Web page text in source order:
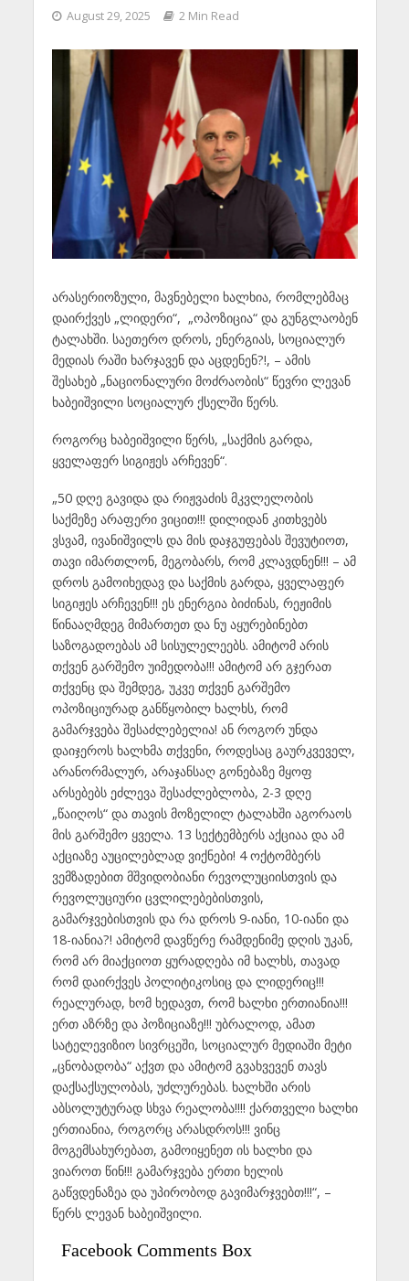
August 29, 2025 2 Min Read
არასერიოზული, მავნებელი ხალხია, რომლებმაც
დაირქვეს „ლიდერი“, „ოპოზიცია“ და გუნგლაობენ
ტალახში. საეთერო დროს, ენერგიას, სოციალურ
მედიას რაში ხარჯავენ და აცდენენ?!, – ამის
შესახებ „ნაციონალური მოძრაობის“ წევრი ლევან
ხაბეიშვილი სოციალურ ქსელში წერს.
როგორც ხაბეიშვილი წერს, „საქმის გარდა,
ყველაფერ სიგიჟეს არჩევენ“.
„50 დღე გავიდა და რიჟვაძის მკვლელობის
საქმეზე არაფერი ვიცით!!! დილიდან კითხვებს
ვსვამ, ივანიშვილს და მის დაჯგუფებას შევუტიოთ,
თავი იმართლონ, მეგობარს, რომ კლავდნენ!!! – ამ
დროს გამოიხედავ და საქმის გარდა, ყველაფერ
სიგიჟეს არჩევენ!!! ეს ენერგია ბიძინას, რეჟიმის
წინააღმდეგ მიმართეთ და ნუ აყურებინებთ
საზოგადოებას ამ სისულელეებს. ამიტომ არის
თქვენ გარშემო უიმედობა!!! ამიტომ არ გჯერათ
თქვენც და შემდეგ, უკვე თქვენ გარშემო
ოპოზიციურად განწყობილ ხალხს, რომ
გამარჯვება შესაძლებელია! ან როგორ უნდა
დაიჯეროს ხალხმა თქვენი, როდესაც გაურკვეველ,
არანორმალურ, არაჯანსაღ გონებაზე მყოფ
არსებებს ეძლევა შესაძლებლობა, 2-3 დღე
„წაიღოს“ და თავის მოზელილ ტალახში აგორაოს
მის გარშემო ყველა. 13 სექტემბერს აქციაა და ამ
აქციაზე აუცილებლად ვიქნები! 4 ოქტომბერს
ვემზადებით მშვიდობიანი რევოლუციისთვის და
რევოლუციური ცვლილებებისთვის,
გამარჯვებისთვის და რა დროს 9-იანი, 10-იანი და
18-იანია?! ამიტომ დავწერე რამდენიმე დღის უკან,
რომ არ მიაქციოთ ყურადღება იმ ხალხს, თავად
რომ დაირქვეს პოლიტიკოსიც და ლიდერიც!!!
რეალურად, ხომ ხედავთ, რომ ხალხი ერთიანია!!!
ერთ აზრზე და პოზიციაზე!!! უბრალოდ, ამათ
სატელევიზიო სივრცეში, სოციალურ მედიაში მეტი
„ცნობადობა“ აქვთ და ამიტომ გვახვევენ თავს
დაქსაქსულობას, უძლურებას. ხალხში არის
აბსოლუტურად სხვა რეალობა!!!! ქართველი ხალხი
ერთიანია, როგორც არასდროს!!! ვინც
მოგემსახურებათ, გამოიყენეთ ის ხალხი და
ვიაროთ წინ!!! გამარჯვება ერთი ხელის
გაწვდენაზეა და უპირობოდ გავიმარჯვებთ!!!“, –
წერს ლევან ხაბეიშვილი.
Facebook Comments Box